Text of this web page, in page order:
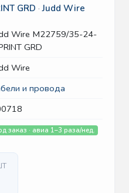
GRD · Judd Wire
Wire M22759/35-24-
GRD
Wire
и провода
заказ · авиа 1–3 раза/нед.